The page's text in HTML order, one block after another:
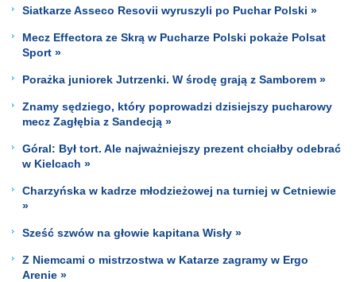
Siatkarze Asseco Resovii wyruszyli po Puchar Polski »
Mecz Effectora ze Skrą w Pucharze Polski pokaże Polsat
Sport »
Porażka juniorek Jutrzenki. W środę grają z Samborem »
Znamy sędziego, który poprowadzi dzisiejszy pucharowy
mecz Zagłębia z Sandecją »
Góral: Był tort. Ale najważniejszy prezent chciałby odebrać
w Kielcach »
Charzyńska w kadrze młodzieżowej na turniej w Cetniewie
»
Sześć szwów na głowie kapitana Wisły »
Z Niemcami o mistrzostwa w Katarze zagramy w Ergo
Arenie »